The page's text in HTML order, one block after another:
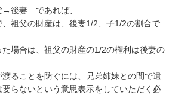
後妻　であれば、
祖父の財産は、後妻1/2、子1/2の割合で
場合は、祖父の財産の1/2の権利は後妻の
ることを防ぐには、兄弟姉妹との間で遺
らないという意思表示をしていただく必